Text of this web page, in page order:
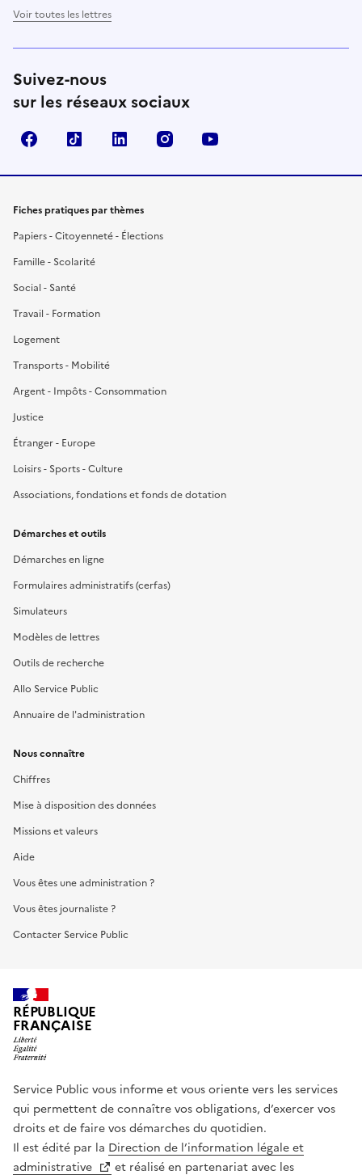
Voir toutes les lettres
Suivez-nous
sur les réseaux sociaux
FacebookTikTok LinkedIn Instagram
Fiches pratiques par thèmes
Papiers - Citoyenneté - Élections
Famille - Scolarité
Social - Santé
Travail - Formation
Logement
Transports - Mobilité
Argent - Impôts - Consommation
Justice
Étranger - Europe
Loisirs - Sports - Culture
Associations, fondations et fonds de dotation
Démarches et outils
Démarches en ligne
Formulaires administratifs (cerfas)
Simulateurs
Modèles de lettres
Outils de recherche
Allo Service Public
Annuaire de l'administration
Nous connaître
Chiffres
Mise à disposition des données
Missions et valeurs
Aide
Vous êtes une administration ?
Vous êtes journaliste ?
Contacter Service Public
RÉPUBLIQUE
FRANÇAISE
Service Public vous informe et vous oriente vers les services
qui permettent de connaître vos obligations, d’exercer vos
droits et de faire vos démarches du quotidien.
Il est édité par la Direction de l’information légale et
administrative
et réalisé en partenariat avec les